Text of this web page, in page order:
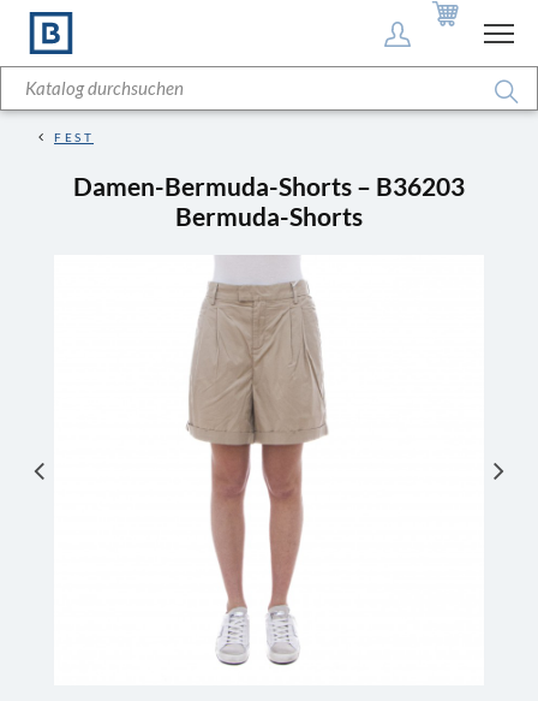
FEST
Damen-Bermuda-Shorts – B36203
Bermuda-Shorts